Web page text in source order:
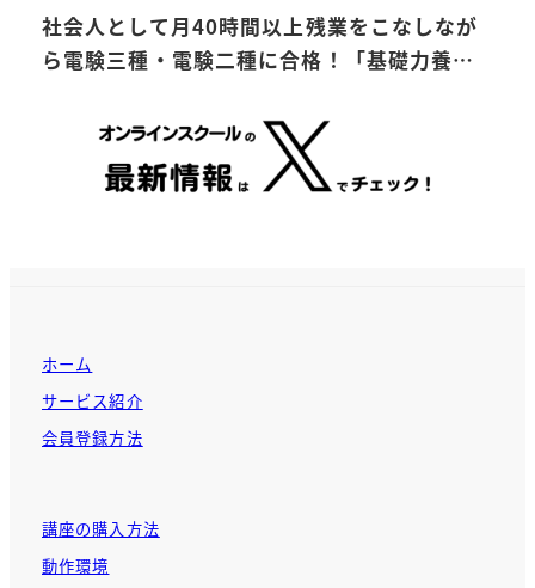
社会人として月40時間以上残業をこなしなが
ら電験三種・電験二種に合格！「基礎力養…
ホーム
サービス紹介
会員登録方法
講座の購入方法
動作環境